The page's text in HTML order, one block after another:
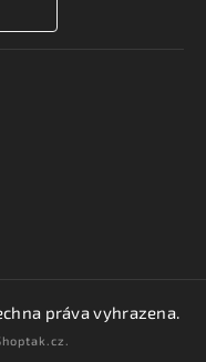
práva vyhrazena.